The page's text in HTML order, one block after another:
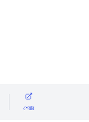
শেয়ার